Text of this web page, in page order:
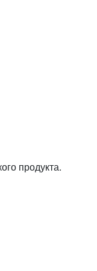
продукта.